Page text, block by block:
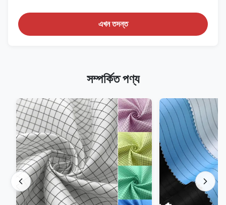
এখন তদন্ত
সম্পর্কিত পণ্য